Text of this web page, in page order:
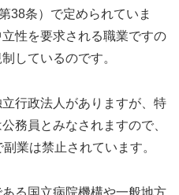
38条）で定められていま
性を要求される職業ですの
しているのです。
行政法人がありますが、特
務員とみなされますので、
業は禁止されています。
る国立病院機構や一般地方